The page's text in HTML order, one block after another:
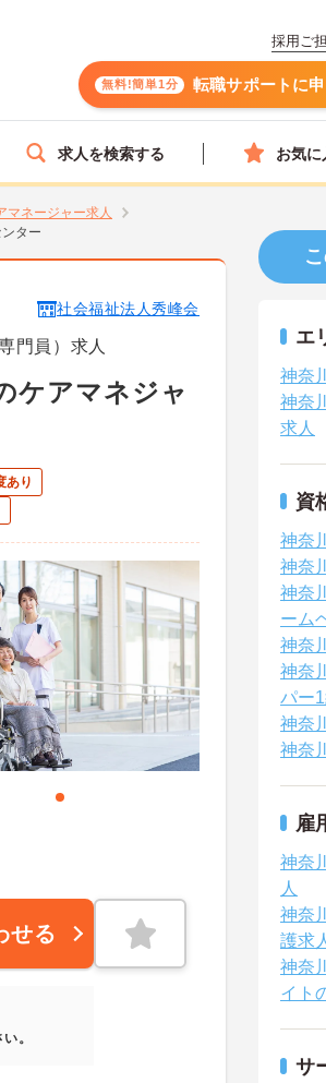
採用ご
無料!簡単1分 転職サポートに
求人を検索する お気に
マネージャー求人
ター
社会福祉法人秀峰会
門員）求人
ケアマネジャ
あり
せる
。
エ
神奈
神奈
求人
資
神奈
神奈
神奈
ーム
神奈
神奈
パー
神奈
神奈
雇
神奈
人
神奈
護求
神奈
イト
サ